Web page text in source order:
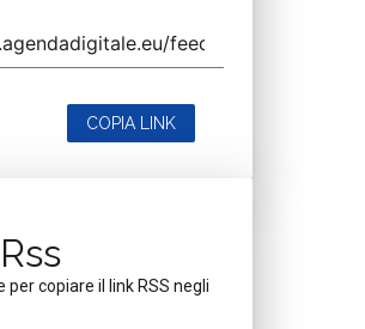
COPIA LINK
per copiare il link RSS negli